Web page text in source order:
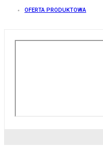
OFERTA PRODUKTOWA